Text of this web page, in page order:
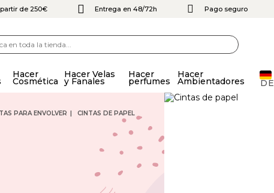
de 250€ Entrega en 48/72h Pago seguro
Hacer
Cosmética
Hacer Velas
y Fanales
Hacer
perfumes
Hacer
Ambientadores DE
PARA ENVOLVER CINTAS DE PAPEL